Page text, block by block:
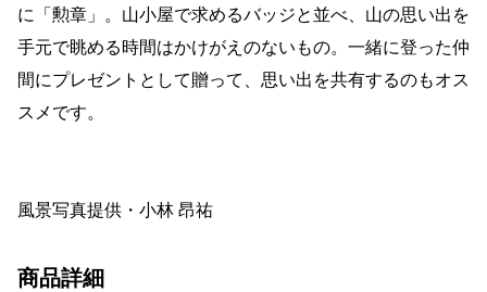
に「勲章」。山小屋で求めるバッジと並べ、山の思い出を
手元で眺める時間はかけがえのないもの。一緒に登った仲
間にプレゼントとして贈って、思い出を共有するのもオス
スメです。
風景写真提供・小林 昂祐
商品詳細